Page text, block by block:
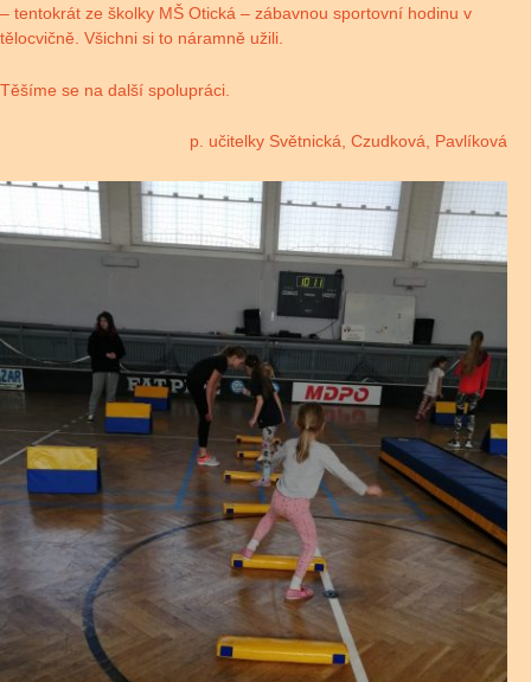
– tentokrát ze školky MŠ Otická – zábavnou sportovní hodinu v
tělocvičně. Všichni si to náramně užili.
Těšíme se na další spolupráci.
p. učitelky Světnická, Czudková, Pavlíková